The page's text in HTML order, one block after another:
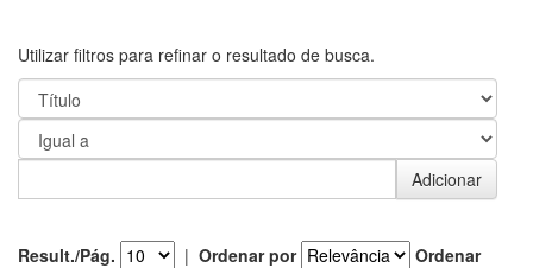
Utilizar filtros para refinar o resultado de busca.
Result./Pág. | Ordenar por
Ordenar